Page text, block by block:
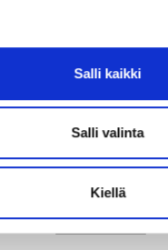
Salli kaikki
Salli valinta
Kiellä
1. KENTTÄ
#13 ,
#5 , #26
2. KENTTÄ